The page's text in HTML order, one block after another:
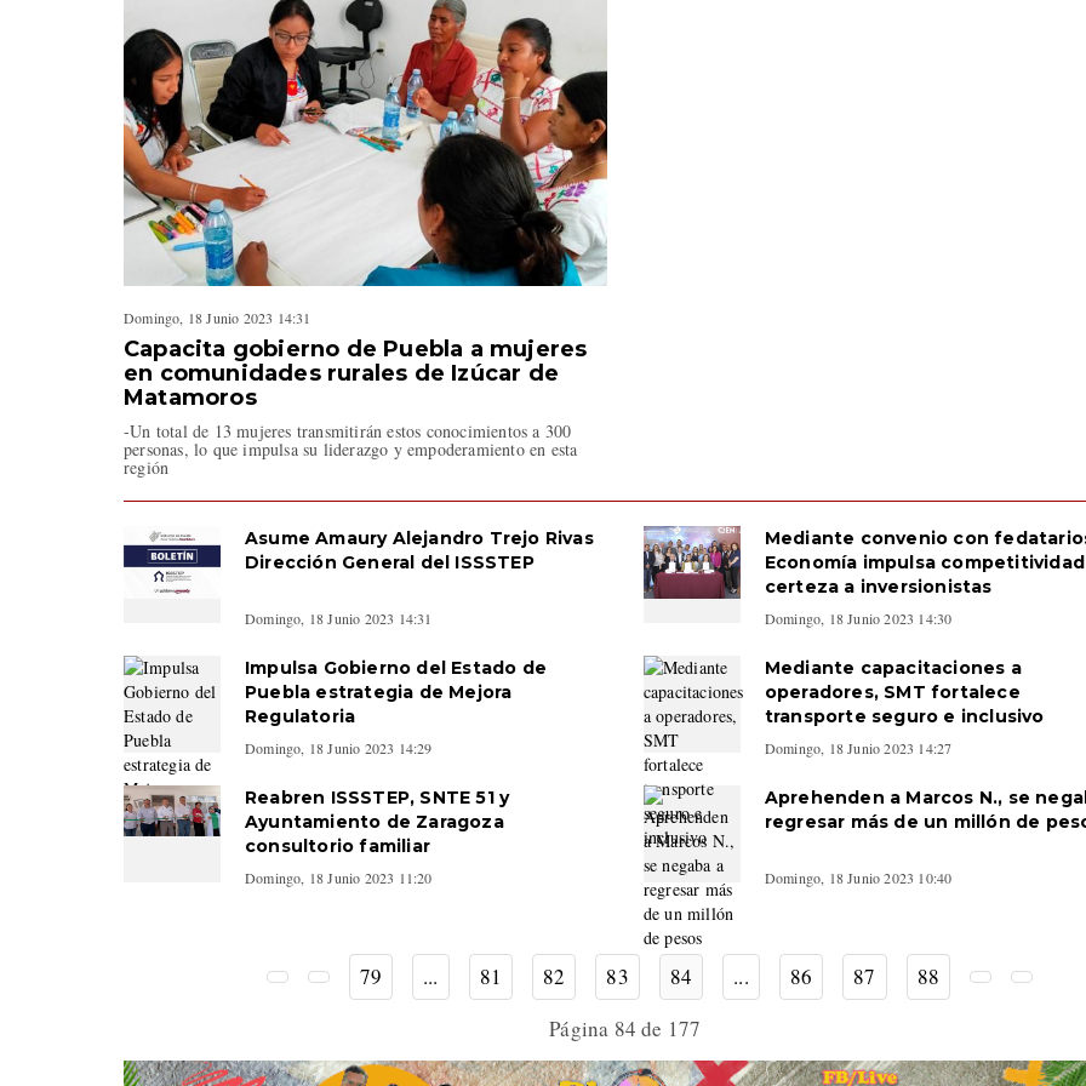
Domingo, 18 Junio 2023 14:31
Capacita gobierno de Puebla a mujeres
en comunidades rurales de Izúcar de
Matamoros
-Un total de 13 mujeres transmitirán estos conocimientos a 300
personas, lo que impulsa su liderazgo y empoderamiento en esta
región
Asume Amaury Alejandro Trejo Rivas
Dirección General del ISSSTEP
Domingo, 18 Junio 2023 14:31
Mediante convenio con
Economía impulsa
certeza a inversionistas
Domingo, 18 Junio 2023 14:30
Impulsa Gobierno del Estado de
Puebla estrategia de Mejora
Regulatoria
Domingo, 18 Junio 2023 14:29
Mediante capacitaciones a
operadores, SMT fortalece
transporte seguro e inclusivo
Domingo, 18 Junio 2023 14:27
Reabren ISSSTEP, SNTE 51 y
Ayuntamiento de Zaragoza
consultorio familiar
Domingo, 18 Junio 2023 11:20
Aprehenden a Marcos N., se
regresar más de un millón de
Domingo, 18 Junio 2023 10:40
79 ... 81 82 83 84 ... 86 87
88
Página 84 de 177